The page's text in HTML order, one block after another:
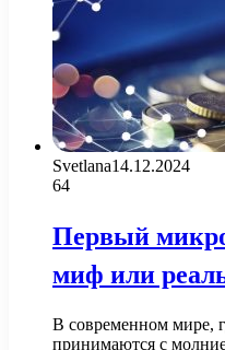
Svetlana14.12.2024
64
Первый
миф или
В современном мире,
принимаются с